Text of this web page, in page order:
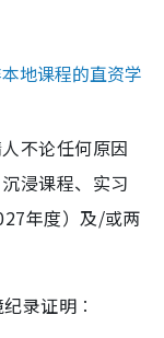
地课程的直资学
不论任何原因
浸课程、实习
年度）及/或两
录证明︰